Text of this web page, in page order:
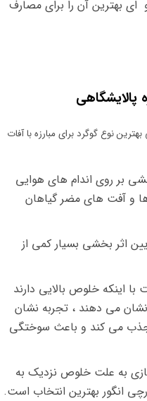
ای بهترین آن را برای مصارف
پالایشگاهی
نوع گوگرد برای مبارزه با آفات
بر روی اندام های هوایی
ها و آفت های مضر گیاهان
اثر بخشی بسیار کمی از
اینکه خلوص بالایی دارند
می دهند ، تجربه نشان
جذب می کند و باعث سوختگی
به علت خلوص نزدیک به